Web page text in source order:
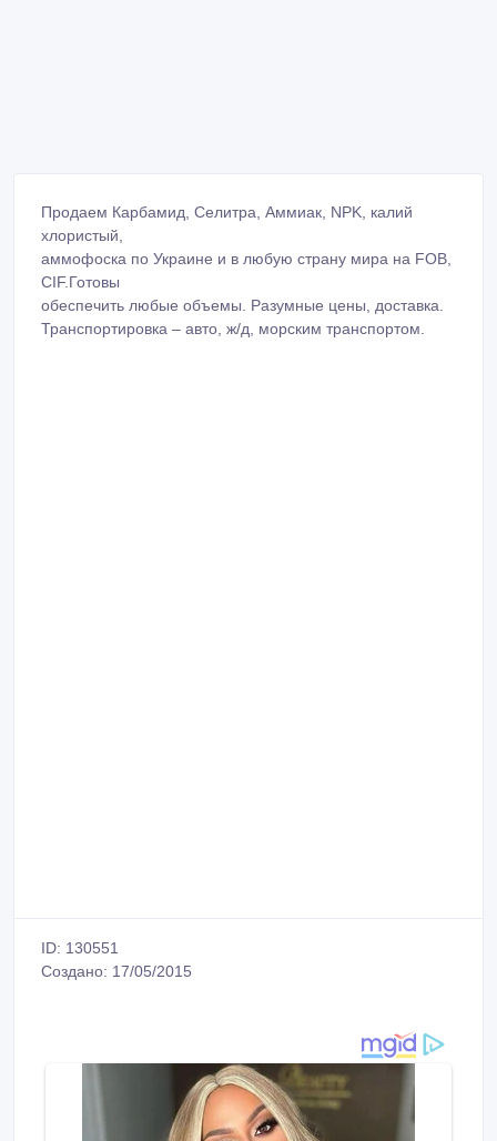
Продаем Карбамид, Селитра, Аммиак, NPK, калий
хлористый,
аммофоска по Украине и в любую страну мира на FOB,
CIF.Готовы
обеспечить любые объемы. Разумные цены, доставка.
Транспортировка – авто, ж/д, морским транспортом.
ID: 130551
Создано: 17/05/2015